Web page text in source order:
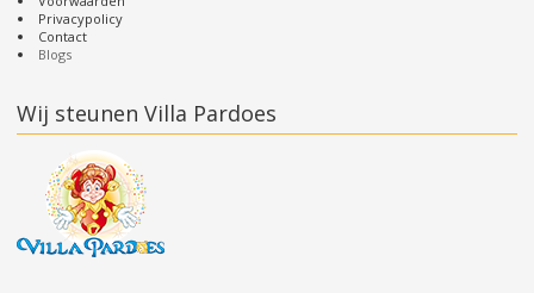
Privacypolicy
Contact
Blogs
Wij steunen Villa Pardoes